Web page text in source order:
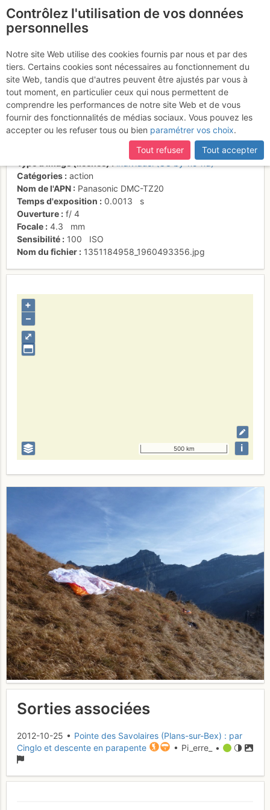
Décollage sous les
Savolaires
Activités
Date/heure
individuel (CC by-nc-nd)
Catégories
action
Nom de l'APN
Panasonic DMC-TZ20
Temps d'exposition
0.0013
s
Ouverture
f/ 4
Focale
4.3
mm
Sensibilité
100
ISO
Nom du fichier
1351184958_1960493356.jpg
⤢
+
–
500 km i
Sorties associées
2012-10-25 • Pointe des Savolaires (Plans-sur-Bex) : par
Cinglo et descente en parapente
• Pi_erre_ •
Contrôlez l'utilisation de vos données
personnelles
Notre site Web utilise des cookies fournis par nous et par des
tiers. Certains cookies sont nécessaires au fonctionnement du
site Web, tandis que d'autres peuvent être ajustés par vous à
tout moment, en particulier ceux qui nous permettent de
comprendre les performances de notre site Web et de vous
fournir des fonctionnalités de médias sociaux. Vous pouvez les
accepter ou les refuser tous ou bien paramétrer vos choix.
Tout refuser
Tout accepter